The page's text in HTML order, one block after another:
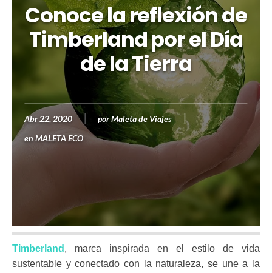
Conoce la reflexión de
Timberland por el Día
de la Tierra
Abr 22, 2020 porMaleta de Viajes
en MALETA ECO
Timberland , marca inspirada en el estilo de vida
sustentable y conectado con la naturaleza, se une a la